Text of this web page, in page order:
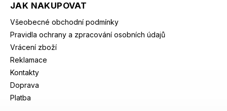
JAK NAKUPOVAT
Všeobecné obchodní podmínky
Pravidla ochrany a zpracování osobních údajů
Vrácení zboží
Reklamace
Kontakty
Doprava
Platba